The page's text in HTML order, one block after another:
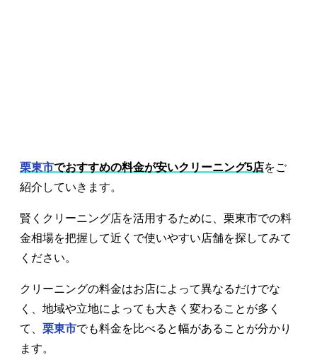
栗東市でおすすめの料金が安いクリーニング5店をご
紹介していきます。
賢くクリーニング店を活用するために、栗東市での料
金相場を把握して近くで使いやすい店舗を探してみて
ください。
クリーニングの料金はお店によって異なるだけでな
く、地域や立地によっても大きく変わることが多く
て、 栗東市でも料金を比べると幅があることが分かり
ます。